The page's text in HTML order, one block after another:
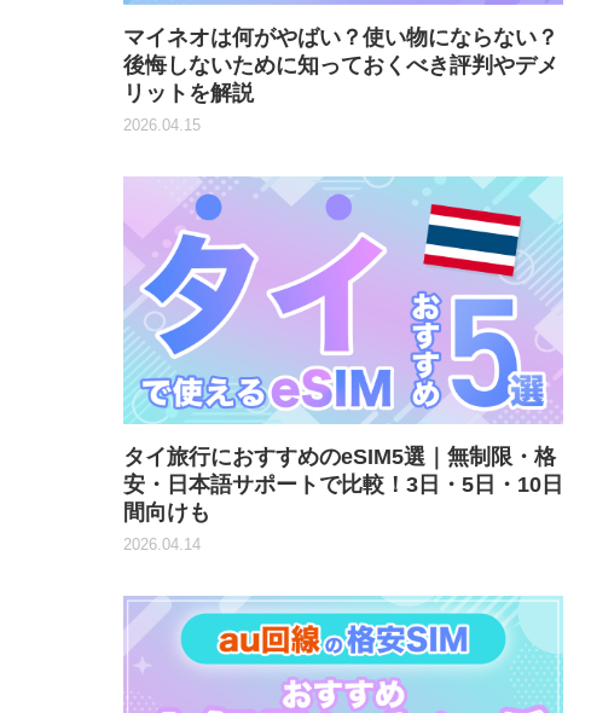
マイネオは何がやばい？使い物にならない？
後悔しないために知っておくべき評判やデメ
リットを解説
2026.04.15
タイ旅行におすすめのeSIM5選｜無制限・格
安・日本語サポートで比較！3日・5日・10日
間向けも
2026.04.14